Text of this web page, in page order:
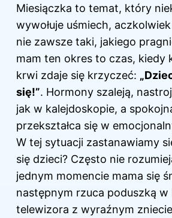
Miesiączka to temat, który
wywołuje uśmiech,
nie zawsze taki, jakiego
mam ten okres to czas, kiedy
krwi zdaje się krzyczeć:
się!”. Hormony szaleją,
jak w kalejdoskopie, a
przekształca się w
W tej sytuacji zastanawiamy
się dzieci? Często nie
jednym momencie mama się
następnym rzuca poduszką w
telewizora z wyraźnym